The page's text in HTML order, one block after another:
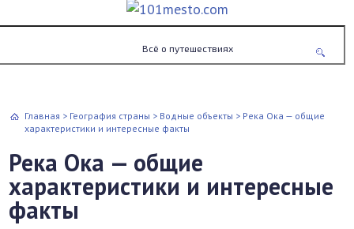
Всё о путешествиях
Главная > География страны > Водные объекты > Река Ока — общие
характеристики и интересные факты
Река Ока — общие
характеристики и интересные
факты